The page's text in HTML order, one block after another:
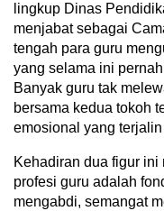
lingkup Dinas
menjabat sebagai
tengah para guru
yang selama ini
Banyak guru tak
bersama kedua tokoh
emosional yang
Kehadiran dua figur
profesi guru adalah
mengabdi, semangat